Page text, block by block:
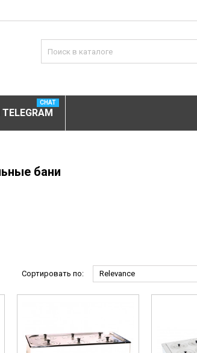
CHAT
бани
Сортировать по: Relevance